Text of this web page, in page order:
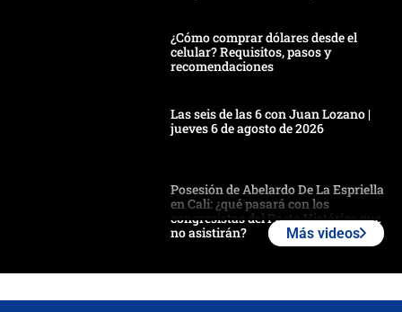
¿Cómo comprar dólares desde el
celular? Requisitos, pasos y
recomendaciones
Las seis de las 6 con Juan Lozano |
jueves 6 de agosto de 2026
Posesión de Abelardo De La Espriella
en Cali: ¿qué pasará con los
congresistas del Pacto Histórico que
no asistirán?
Más videos